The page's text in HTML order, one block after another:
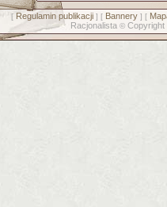
[ Regulamin publikacji] [ Bannery] [
Racjonalista © Copyright